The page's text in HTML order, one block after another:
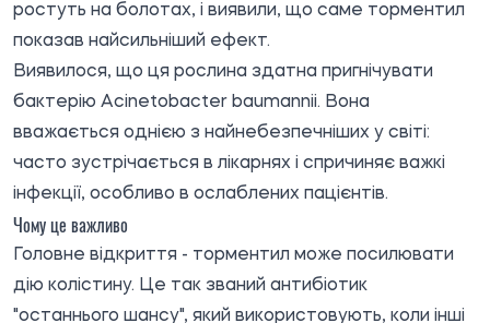
ростуть на болотах, і виявили, що саме торментил
показав найсильніший ефект.
Виявилося, що ця рослина здатна пригнічувати
бактерію Acinetobacter baumannii. Вона
вважається однією з найнебезпечніших у світі:
часто зустрічається в лікарнях і спричиняє важкі
інфекції, особливо в ослаблених пацієнтів.
Чому це важливо
Головне відкриття - торментил може посилювати
дію колістину. Це так званий антибіотик
"останнього шансу", який використовують, коли інші